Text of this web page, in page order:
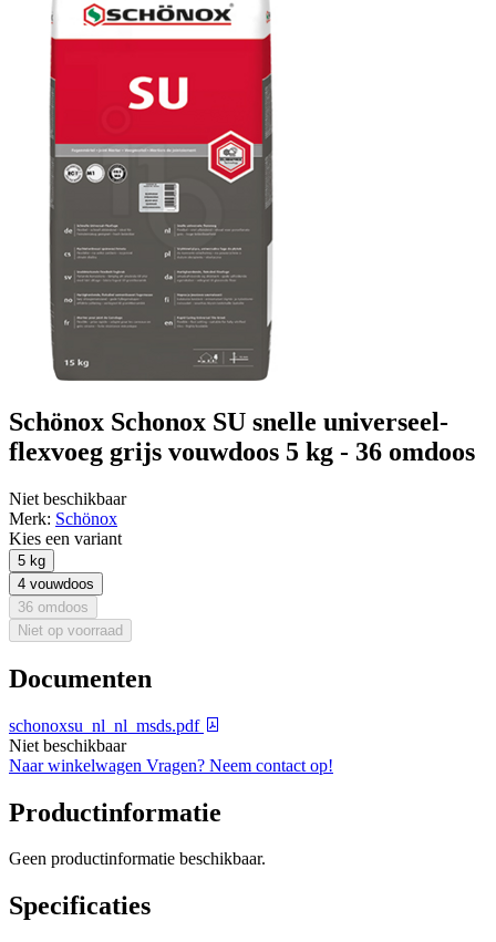
Schönox Schonox SU snelle universeel-
flexvoeg grijs vouwdoos 5 kg - 36 omdoos
Niet beschikbaar
Merk: Schönox
Kies een variant
5 kg
4 vouwdoos
36 omdoos
Niet op voorraad
Documenten
schonoxsu_nl_nl_msds.pdf
Niet beschikbaar
Naar winkelwagen Vragen? Neem contact op!
Productinformatie
Geen productinformatie beschikbaar.
Specificaties